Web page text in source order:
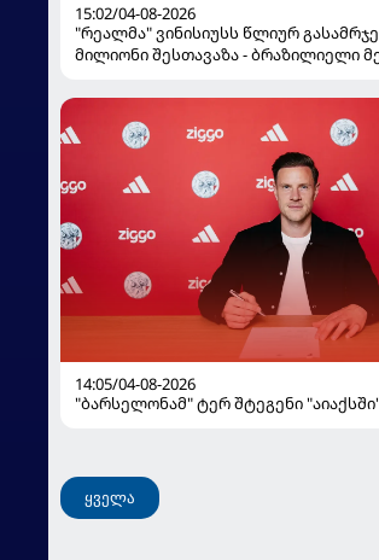
15:02/04-08-2026
"რეალმა" ვინისიუსს წლიურ
მილიონი შესთავაზა - ბრაზილიელი
14:05/04-08-2026
"ბარსელონამ" ტერ შტეგენი
ყველა